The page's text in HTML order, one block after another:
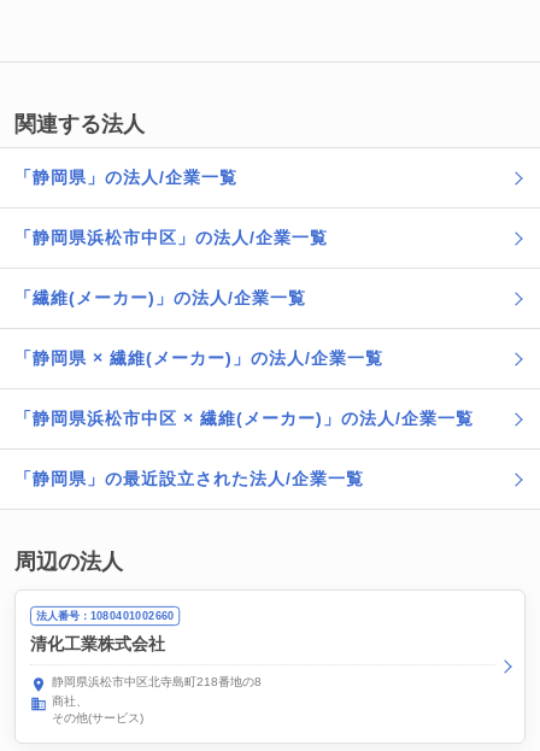
関連する法人
「静岡県」の法人/企業一覧
「静岡県浜松市中区」の法人/企業一覧
「繊維(メーカー)」の法人/企業一覧
「静岡県 × 繊維(メーカー)」の法人/企業一覧
「静岡県浜松市中区 × 繊維(メーカー)」の法人/企業一覧
「静岡県」の最近設立された法人/企業一覧
周辺の法人
法人番号：1080401002660
清化工業株式会社
静岡県浜松市中区北寺島町218番地の8
商社
その他(サービス)